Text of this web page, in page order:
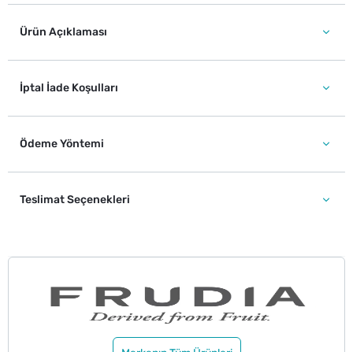
Ürün Açıklaması
İptal İade Koşulları
Ödeme Yöntemi
Teslimat Seçenekleri